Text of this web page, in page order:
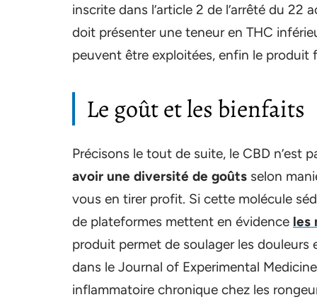
inscrite dans l’article 2 de l’arrêté du
doit présenter une teneur en THC
peuvent être exploitées, enfin le produit
Le goût et les bienfaits
Précisons le tout de suite, le CBD n’est
avoir une diversité de goûts selon
vous en tirer profit. Si cette molécule
de plateformes mettent en évidence les
produit permet de soulager les
dans le Journal of Experimental
inflammatoire chronique chez les